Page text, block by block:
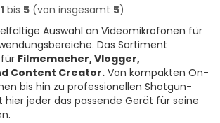
1 bis 5 (von insgesamt 5)
Auswahl an Videomikrofonen für
Das Sortiment
Filmemacher, Vlogger,
Content Creator. Von kompakten On-
bis hin zu professionellen Shotgun-
jeder das passende Gerät für seine